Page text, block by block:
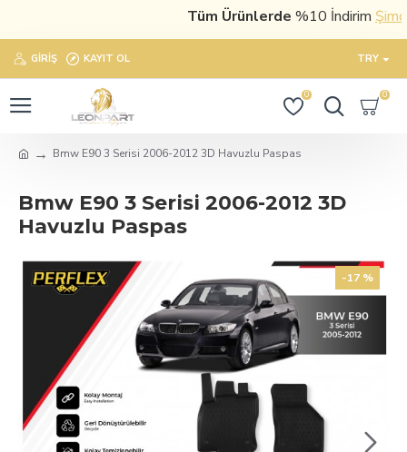
Tüm Ürünlerde%10 İndirimŞimdi
GIRIŞ KAYIT OL TRY
0 0
Bmw E90 3 Serisi 2006-2012 3D Havuzlu Paspas
Bmw E90 3 Serisi 2006-2012 3D
Havuzlu Paspas
-17 %